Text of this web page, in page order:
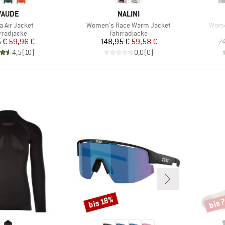
Air Jacket
Preis
€ reduzierter Preis
59,96 €
4,5(10)
MARKE
NALINI
Artikel
Women's Race Warm Jacket
Produktgruppe
Fahrradjacke
Preis
148,95 €reduzierter Preis
59,58 €
0,0(0)
Rabatt
bis 18% bis